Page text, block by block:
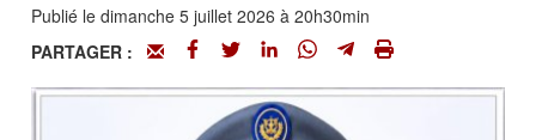
Publié le dimanche 5 juillet 2026 à 20h30min
PARTAGER :